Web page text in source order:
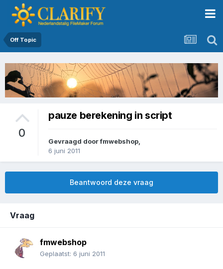
Off Topic
0
pauze berekening in script
Gevraagd doorfmwebshop
6 juni 2011
Beantwoord deze vraag
Vraag
fmwebshop
Geplaatst: 6 juni 2011